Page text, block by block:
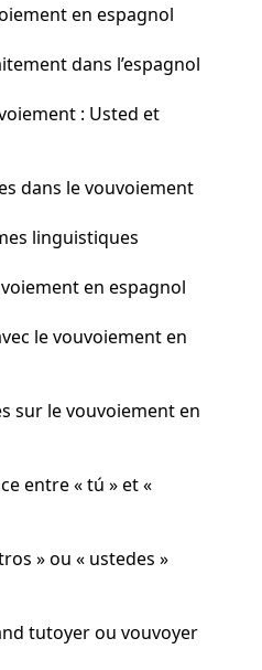
en espagnol
dans l’espagnol
: Usted et
dans le vouvoiement
linguistiques
en espagnol
le vouvoiement en
sur le vouvoiement en
entre « tú » et «
» ou « ustedes »
tutoyer ou vouvoyer